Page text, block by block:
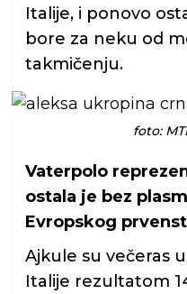
Italije, i ponovo
bore za neku od
takmičenju.
foto:
Vaterpolo
ostala je bez
Evropskog
Ajkule su večeras
Italije rezultatom